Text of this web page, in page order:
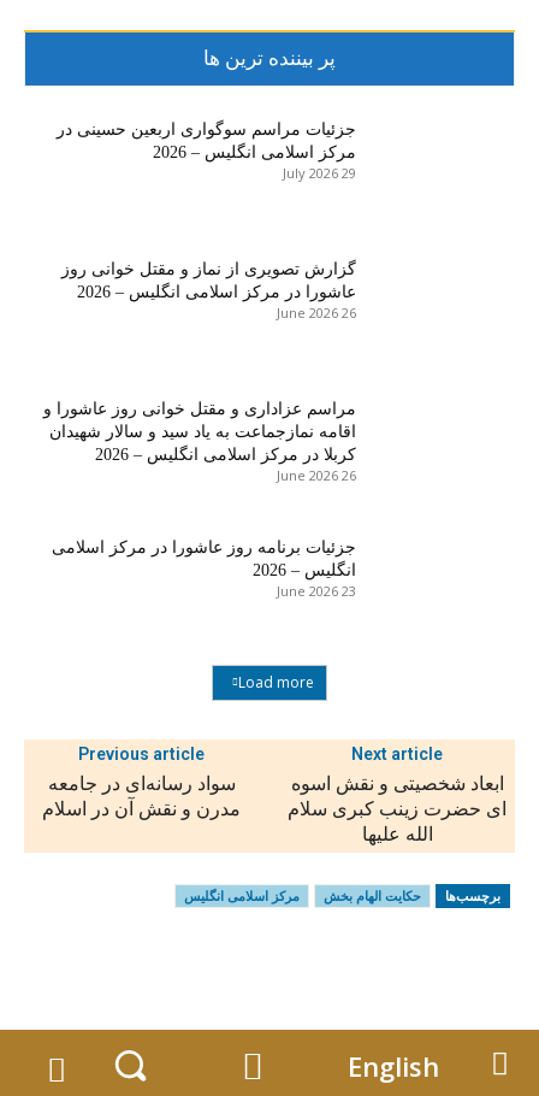
پر بیننده ترین ها
جزئیات مراسم سوگواری اربعین حسینی در
مرکز اسلامی انگلیس – 2026
29 July 2026
گزارش تصویری از نماز و مقتل خوانی روز
عاشورا در مرکز اسلامی انگلیس – 2026
26 June 2026
مراسم عزاداری و مقتل خوانی روز عاشورا و
اقامه نمازجماعت به یاد سید و سالار شهیدان
کربلا در مرکز اسلامی انگلیس – 2026
26 June 2026
جزئیات برنامه روز عاشورا در مرکز اسلامی
انگلیس – 2026
23 June 2026
Load more
Previous article
سواد رسانه‌ای در جامعه
مدرن و نقش آن در اسلام
Next article
ابعاد شخصیتی و نقش اسوه
ای حضرت زینب کبری سلام
الله علیها
برچسب‌ها حکایت الهام بخش مرکز اسلامی انگلیس
English